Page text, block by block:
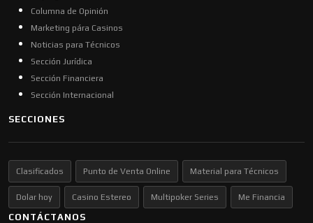
Columna de Opinión
Marketing pára Casinos
Noticias para Técnicos
Sección Jurídica
Sección Financiera
Sección Internacional
SECCIONES
Clasificados Punto de Venta Online Material para Técnicos
Dolar hoy Casino Estereo Multipoker Series Me Financia
CONTÁCTANOS